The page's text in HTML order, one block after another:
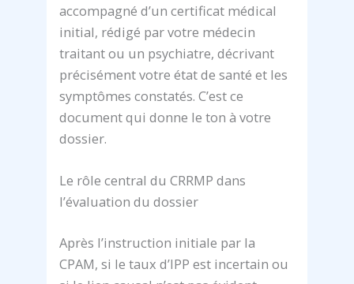
accompagné d’un certificat médical
initial, rédigé par votre médecin
traitant ou un psychiatre, décrivant
précisément votre état de santé et les
symptômes constatés. C’est ce
document qui donne le ton à votre
dossier.
Le rôle central du CRRMP dans
l’évaluation du dossier
Après l’instruction initiale par la
CPAM, si le taux d’IPP est incertain ou